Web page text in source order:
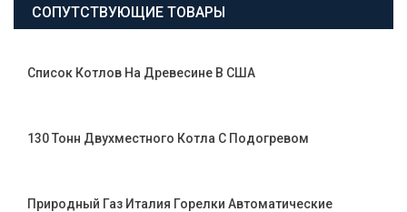
СОПУТСТВУЮЩИЕ ТОВАРЫ
Список Котлов На Древесине В США
130 Тонн Двухместного Котла С Подогревом
Природный Газ Италия Горелки Автоматические